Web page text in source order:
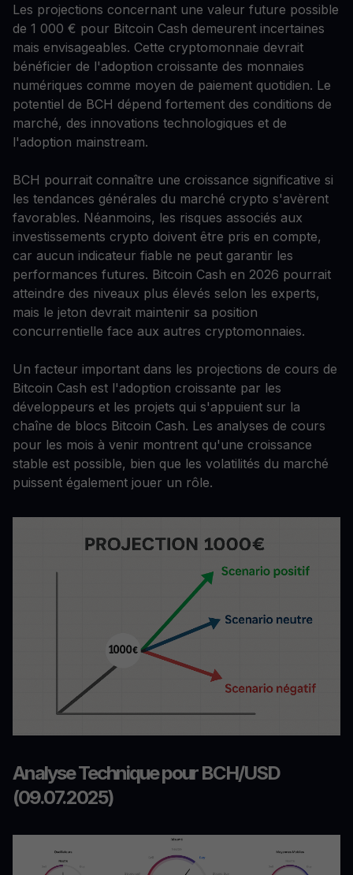
Les projections concernant une valeur future possible
de 1 000 € pour Bitcoin Cash demeurent incertaines
mais envisageables. Cette cryptomonnaie devrait
bénéficier de l'adoption croissante des monnaies
numériques comme moyen de paiement quotidien. Le
potentiel de BCH dépend fortement des conditions de
marché, des innovations technologiques et de
l'adoption mainstream.
BCH pourrait connaître une croissance significative si
les tendances générales du marché crypto s'avèrent
favorables. Néanmoins, les risques associés aux
investissements crypto doivent être pris en compte,
car aucun indicateur fiable ne peut garantir les
performances futures. Bitcoin Cash en 2026 pourrait
atteindre des niveaux plus élevés selon les experts,
mais le jeton devrait maintenir sa position
concurrentielle face aux autres cryptomonnaies.
Un facteur important dans les projections de cours de
Bitcoin Cash est l'adoption croissante par les
développeurs et les projets qui s'appuient sur la
chaîne de blocs Bitcoin Cash. Les analyses de cours
pour les mois à venir montrent qu'une croissance
stable est possible, bien que les volatilités du marché
puissent également jouer un rôle.
Analyse Technique pour BCH/USD
(09.07.2025)